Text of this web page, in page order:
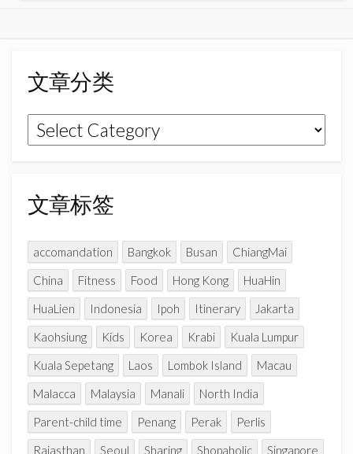
o
o
k
r
a
m
C
h
n
文章分类
文
章
类
文章标签
accomandation Bangkok Busan
ChiangMai
China
Fitness Food Hong Kong
HuaHin
HuaLien
Indonesia Ipoh Itinerary
Jakarta
Kaohsiung
Kids Korea Krabi
Kuala Lumpur
Kuala Sepetang
Laos Lombok Island
Macau
Malacca
Malaysia Manali
North India
Parent-child time
Penang Perak
Perlis
Rajasthan
Seoul Sharing Shopaholic Singapore